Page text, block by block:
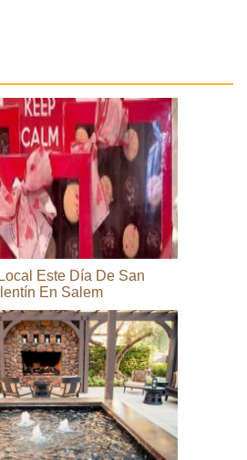
Este Día De San
En Salem